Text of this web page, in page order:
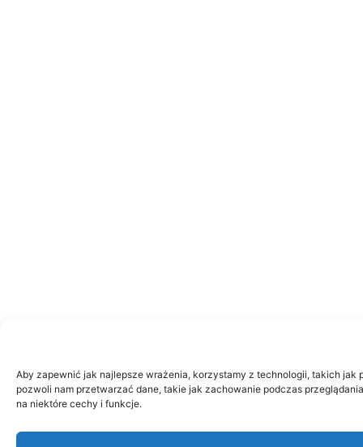
Aby zapewnić jak najlepsze wrażenia, korzystamy z technologii, takich
pozwoli nam przetwarzać dane, takie jak zachowanie podczas
na niektóre cechy i funkcje.